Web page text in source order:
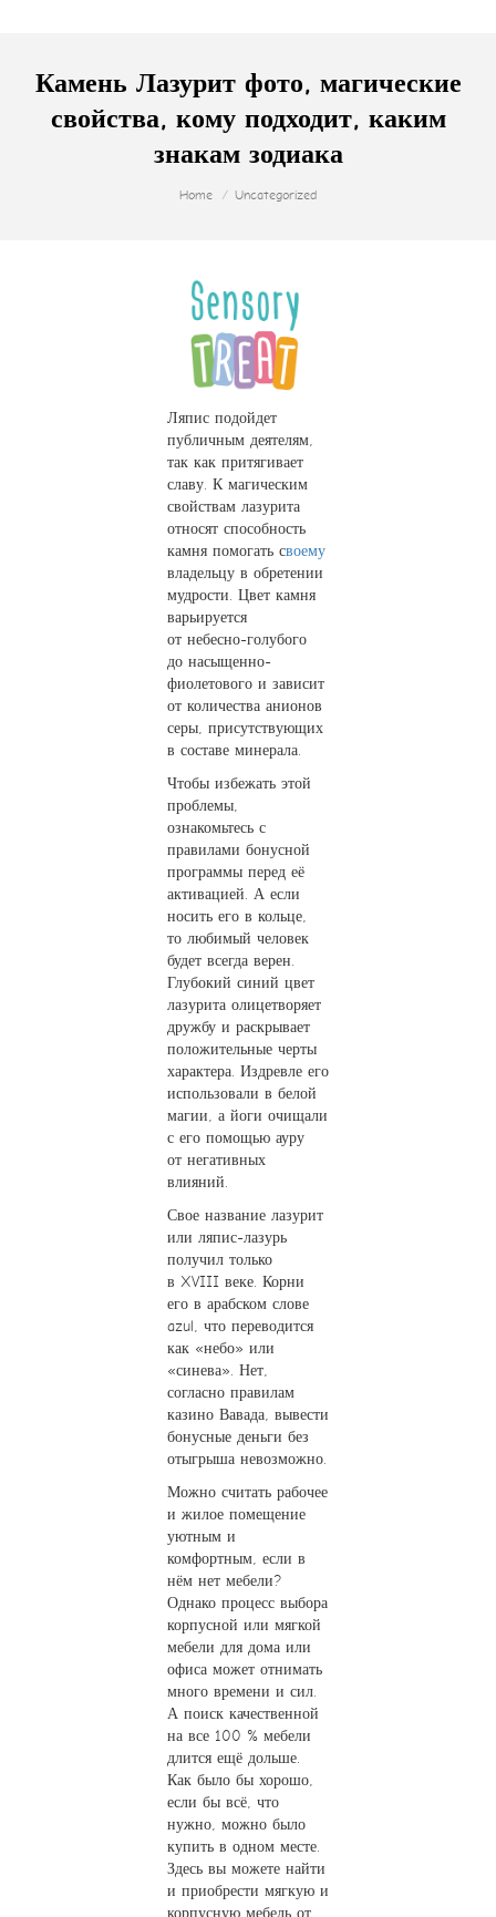
Камень Лазурит фото, магические
свойства, кому подходит, каким
знакам зодиака
Home Uncategorized
Ляпис подойдет
публичным деятелям,
так как притягивает
славу. К магическим
свойствам лазурита
относят способность
камня помогать своему
владельцу в обретении
мудрости. Цвет камня
варьируется
от небесно-голубого
до насыщенно-
фиолетового и зависит
от количества анионов
серы, присутствующих
в составе минерала.
Чтобы избежать этой
проблемы,
ознакомьтесь с
правилами бонусной
программы перед её
активацией. А если
носить его в кольце,
то любимый человек
будет всегда верен.
Глубокий синий цвет
лазурита олицетворяет
дружбу и раскрывает
положительные черты
характера. Издревле его
использовали в белой
магии, а йоги очищали
с его помощью ауру
от негативных
влияний.
Свое название лазурит
или ляпис-лазурь
получил только
в XVIII веке. Корни
его в арабском слове
azul, что переводится
как «небо» или
«синева». Нет,
согласно правилам
казино Вавада, вывести
бонусные деньги без
отыгрыша невозможно.
Можно считать рабочее
и жилое помещение
уютным и
комфортным, если в
нём нет мебели?
Однако процесс выбора
корпусной или мягкой
мебели для дома или
офиса может отнимать
много времени и сил.
А поиск качественной
на все 100 % мебели
длится ещё дольше.
Как было бы хорошо,
если бы всё, что
нужно, можно было
купить в одном месте.
Здесь вы можете найти
и приобрести мягкую и
корпусную мебель от